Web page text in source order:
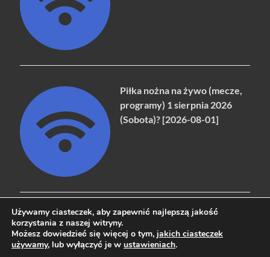
Piłka nożna na żywo (mecze,
programy) 1 sierpnia 2026
(Sobota)? [2026-08-01]
Copyright © 2026naziemna.info - Telewizja cyfrowa, Radio,
Używamy ciasteczek, aby zapewnić najlepszą jakość
korzystania z naszej witryny.
Możesz dowiedzieć się więcej o tym, jakich ciasteczek
używamy, lub wyłączyć je w ustawieniach.